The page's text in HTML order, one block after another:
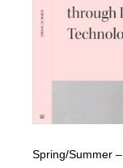
Spring/Summer